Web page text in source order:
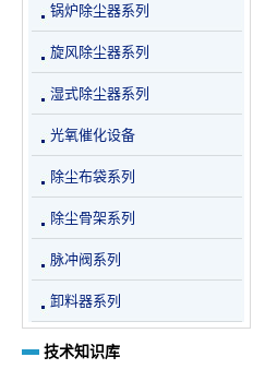
锅炉除尘器系列
旋风除尘器系列
湿式除尘器系列
光氧催化设备
除尘布袋系列
除尘骨架系列
脉冲阀系列
卸料器系列
技术知识库